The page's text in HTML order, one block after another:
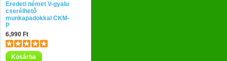
Eredeti német V-gyalu
cserélhető
munkapadokkal CKM-
P
6,990 Ft
Kosárba